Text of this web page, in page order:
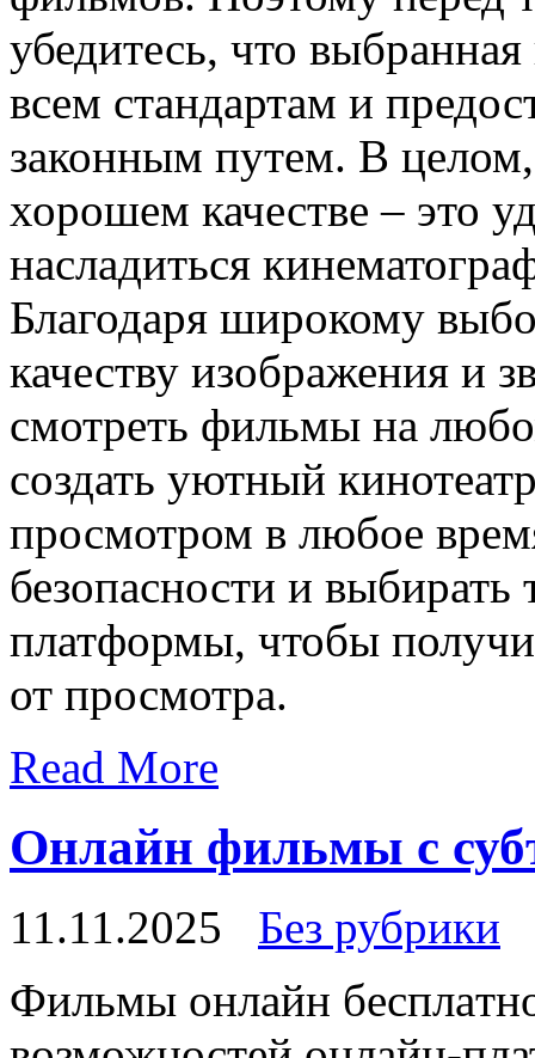
убедитесь, что
всем стандартам и
законным путем. В
хорошем качестве – это
насладиться
Благодаря широкому
качеству изображения и
смотреть фильмы на
создать уютный
просмотром в любое
безопасности и выбирать
платформы, чтобы
от просмотра.
Read More
Онлайн фильмы с
11.11.2025
Без рубрики
Фильмы oнлaйн